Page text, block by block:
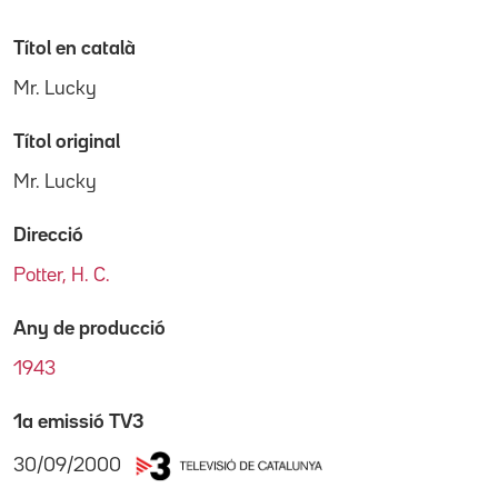
Títol en català
Mr. Lucky
Títol original
Mr. Lucky
Direcció
Potter, H. C.
Any de producció
1943
1a emissió TV3
30/09/2000